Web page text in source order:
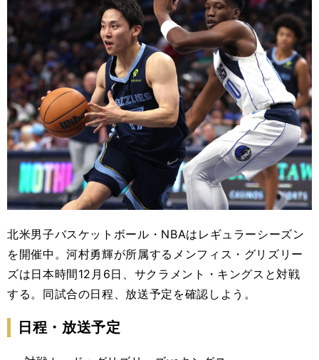
北米男子バスケットボール・NBAはレギュラーシーズン
を開催中。河村勇輝が所属するメンフィス・グリズリー
ズは日本時間12月6日、サクラメント・キングスと対戦
する。同試合の日程、放送予定を確認しよう。
日程・放送予定